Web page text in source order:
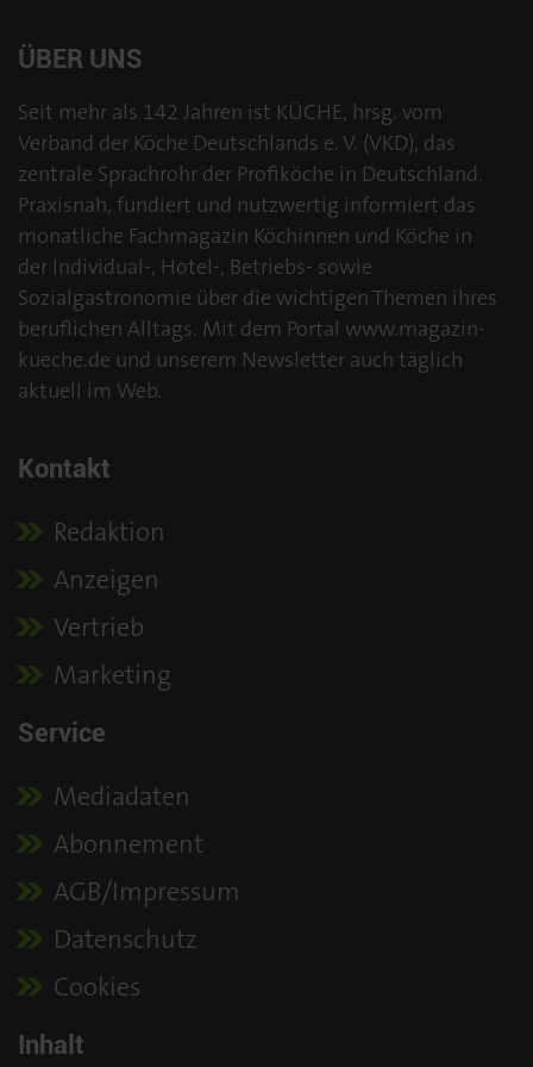
ÜBER UNS
Seit mehr als 142 Jahren ist KÜCHE, hrsg. vom
Verband der Köche Deutschlands e. V. (VKD), das
zentrale Sprachrohr der Profiköche in Deutschland.
Praxisnah, fundiert und nutzwertig informiert das
monatliche Fachmagazin Köchinnen und Köche in
der Individual-, Hotel-, Betriebs- sowie
Sozialgastronomie über die wichtigen Themen ihres
beruflichen Alltags. Mit dem Portal www.magazin-
kueche.de und unserem Newsletter auch täglich
aktuell im Web.
Kontakt
Redaktion
Anzeigen
Vertrieb
Marketing
Service
Mediadaten
Abonnement
AGB/Impressum
Datenschutz
Cookies
Inhalt